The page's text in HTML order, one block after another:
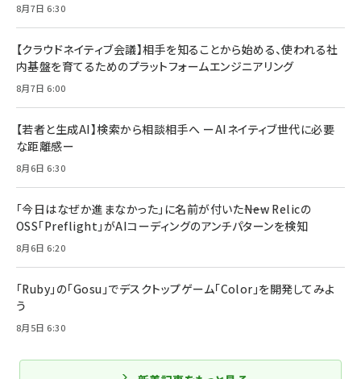
8月7日 6:30
【クラウドネイティブ会議】相手を知ることから始める、使われる社
内基盤を育てるためのプラットフォームエンジニアリング
8月7日 6:00
【若者と生成AI】検索から相談相手へ ーAIネイティブ世代に必要
な距離感ー
8月6日 6:30
「今日はなぜか進まなかった」に名前が付いた――New Relicの
OSS「Preflight」がAIコーディングのアンチパターンを検知
8月6日 6:20
「Ruby」の「Gosu」でデスクトップゲーム「Color」を開発してみよ
う
8月5日 6:30